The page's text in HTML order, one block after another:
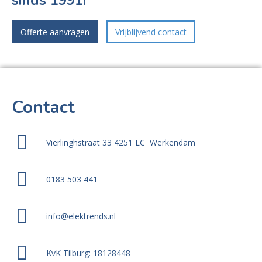
Offerte aanvragen Vrijblijvend contact
Contact
Vierlinghstraat 33 4251 LC Werkendam
0183 503 441
info@elektrends.nl
KvK Tilburg: 18128448